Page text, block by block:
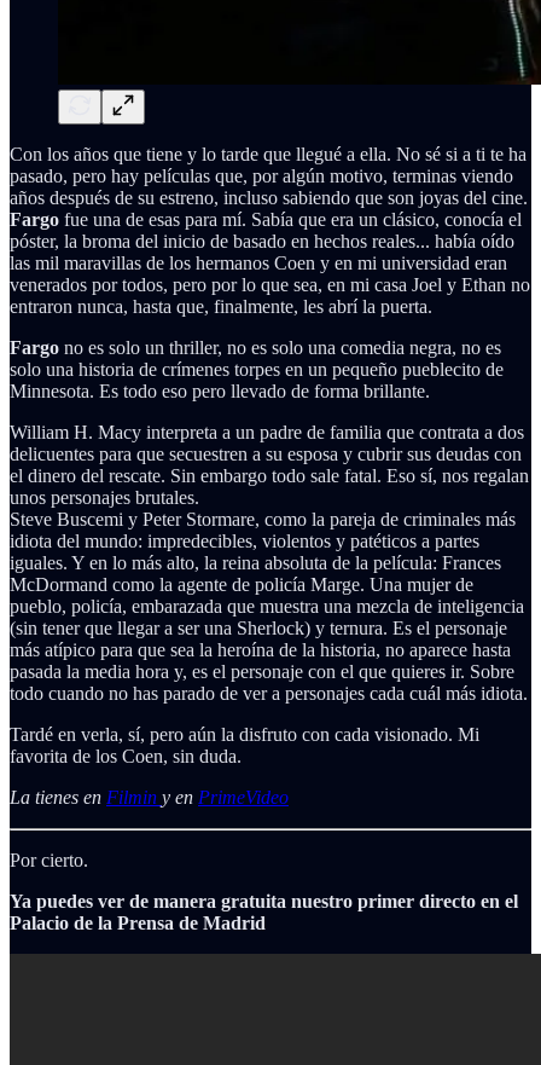
Con los años que tiene y lo tarde que llegué a ella. No sé si a ti te ha
pasado, pero hay películas que, por algún motivo, terminas viendo
años después de su estreno, incluso sabiendo que son joyas del cine.
Fargo fue una de esas para mí. Sabía que era un clásico, conocía el
póster, la broma del inicio de basado en hechos reales... había oído
las mil maravillas de los hermanos Coen y en mi universidad eran
venerados por todos, pero por lo que sea, en mi casa Joel y Ethan no
entraron nunca, hasta que, finalmente, les abrí la puerta.
Fargo no es solo un thriller, no es solo una comedia negra, no es
solo una historia de crímenes torpes en un pequeño pueblecito de
Minnesota. Es todo eso pero llevado de forma brillante.
William H. Macy interpreta a un padre de familia que contrata a dos
delicuentes para que secuestren a su esposa y cubrir sus deudas con
el dinero del rescate. Sin embargo todo sale fatal. Eso sí, nos regalan
unos personajes brutales.
Steve Buscemi y Peter Stormare, como la pareja de criminales más
idiota del mundo: impredecibles, violentos y patéticos a partes
iguales. Y en lo más alto, la reina absoluta de la película: Frances
McDormand como la agente de policía Marge. Una mujer de
pueblo, policía, embarazada que muestra una mezcla de inteligencia
(sin tener que llegar a ser una Sherlock) y ternura. Es el personaje
más atípico para que sea la heroína de la historia, no aparece hasta
pasada la media hora y, es el personaje con el que quieres ir. Sobre
todo cuando no has parado de ver a personajes cada cuál más idiota.
Tardé en verla, sí, pero aún la disfruto con cada visionado. Mi
favorita de los Coen, sin duda.
La tienes en Filmin y en PrimeVideo
Por cierto.
Ya puedes ver de manera gratuita nuestro primer directo en el
Palacio de la Prensa de Madrid